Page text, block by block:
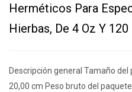
Herméticos Para
Hierbas, De 4 Oz Y 120
Descripción general Tamaño
20,00 cm Peso bruto del